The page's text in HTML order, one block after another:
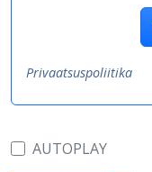
Privaatsuspoliitika
AUTOPLAY